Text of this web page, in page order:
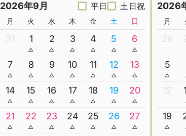
2026年9月 平日 土日祝
月 火 水 木 金 土 日
31 1 2 3 4 5 6
7 8 9 10 11 12 13
14 15 16 17 18 19 20
21 22 23 24 25 26 27
2026
月
28
5
12
19